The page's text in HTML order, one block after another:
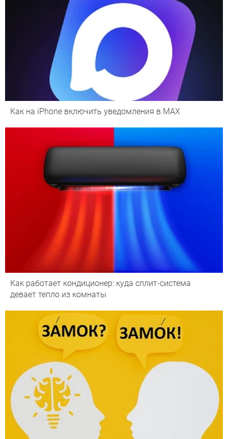
Как на iPhone включить уведомления в MAX
Как работает кондиционер: куда сплит-система
девает тепло из комнаты